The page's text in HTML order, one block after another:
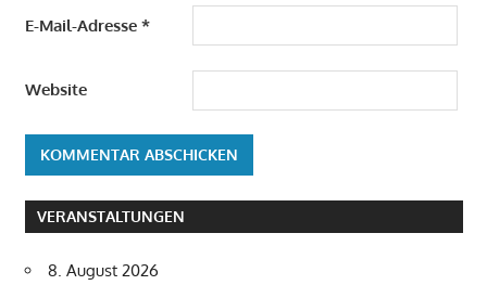
E-Mail-Adresse *
Website
VERANSTALTUNGEN
8. August 2026